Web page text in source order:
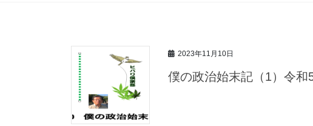
2023年11月10日
僕の政治始末記（1）令和